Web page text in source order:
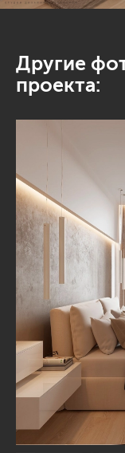
Другие
проекта: